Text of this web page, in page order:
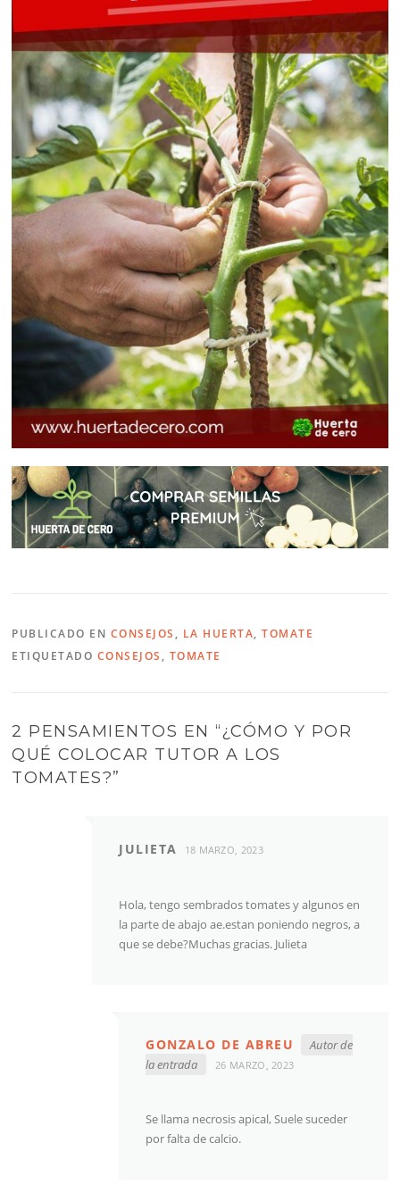
PUBLICADO EN CONSEJOS , LA HUERTA,TOMATE
ETIQUETADO CONSEJOS , TOMATE
2 PENSAMIENTOS EN “¿CÓMO Y POR
QUÉ COLOCAR TUTOR A LOS
TOMATES?”
JULIETA 18 MARZO, 2023
Hola, tengo sembrados tomates y algunos en
la parte de abajo ae.estan poniendo negros, a
que se debe?Muchas gracias. Julieta
GONZALO DE ABREU
Autor de
la entrada
26 MARZO, 2023
Se llama necrosis apical, Suele suceder
por falta de calcio.